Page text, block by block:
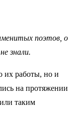
поэтов, о
знали.
их работы, но и
на протяжении
таким